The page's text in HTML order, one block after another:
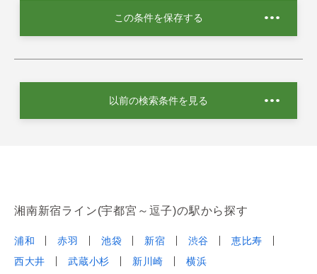
この条件を保存する
以前の検索条件を見る
湘南新宿ライン(宇都宮～逗子)の駅から探す
浦和 赤羽 池袋 新宿 渋谷
恵比寿
西大井
武蔵小杉 新川崎 横浜